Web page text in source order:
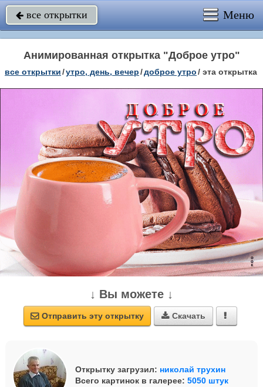
 все открытки Меню
Анимированная открытка "Доброе утро"
все открытки/утро, день, вечер/доброе утро/ эта открытка
↓ Вы можете ↓
 Отправить эту открытку  Скачать 
Открытку загрузил: николай трухин
Всего картинок в галерее: 5050 штук